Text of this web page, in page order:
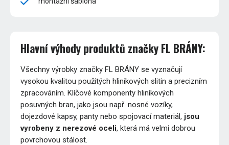
Hlavní výhody produktů značky FL BRÁNY:
Všechny výrobky značky FL BRÁNY se vyznačují
vysokou kvalitou použitých hliníkových slitin a precizním
zpracováním. Klíčové komponenty hliníkových
posuvných bran, jako jsou např. nosné vozíky,
dojezdové kapsy, panty nebo spojovací materiál, jsou
vyrobeny z nerezové oceli, která má velmi dobrou
povrchovou stálost.